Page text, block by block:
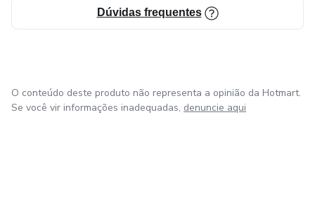
Dúvidas frequentes
O conteúdo deste produto não representa a opinião da Hotmart.
Se você vir informações inadequadas, denuncie aqui